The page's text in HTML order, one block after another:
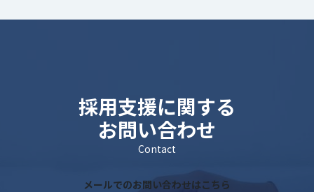
採用支援に関する
お問い合わせ
Contact
メールでのお問い合わせはこちら